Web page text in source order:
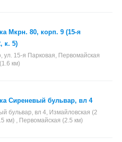
Мкрн. 80, корп. 9 (15-я
к. 5)
ул. 15-я Парковая, Первомайская
км)
Сиреневый бульвар, вл 4
бульвар, вл 4, Измайловская (2
км) , Первомайская (2.5 км)